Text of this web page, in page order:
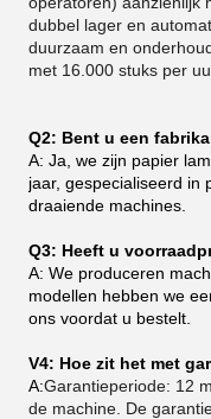
dubbel lager en
duurzaam en
met 16.000 stuks per
Q2: Bent u een
A: Ja, we zijn papier
jaar, gespecialiseerd in
draaiende machines.
Q3: Heeft u
A: We produceren
modellen hebben we
ons voordat u bestelt.
V4: Hoe zit het met
A:Garantieperiode: 12
de machine. De